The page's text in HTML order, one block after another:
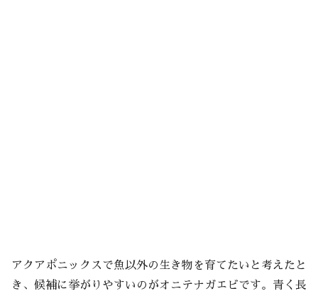
アクアポニックスで魚以外の生き物を育てたいと考えたと
き、候補に挙がりやすいのがオニテナガエビです。青く長